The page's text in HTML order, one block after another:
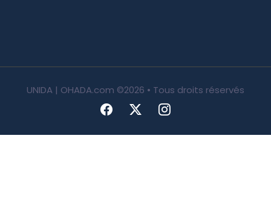
UNIDA | OHADA.com ©2026 • Tous droits réservés